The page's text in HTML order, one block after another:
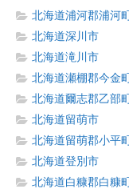
北海道浦河郡浦河町
北海道深川市
北海道滝川市
北海道瀬棚郡今金町
北海道爾志郡乙部町
北海道留萌市
北海道留萌郡小平町
北海道登別市
北海道白糠郡白糠町